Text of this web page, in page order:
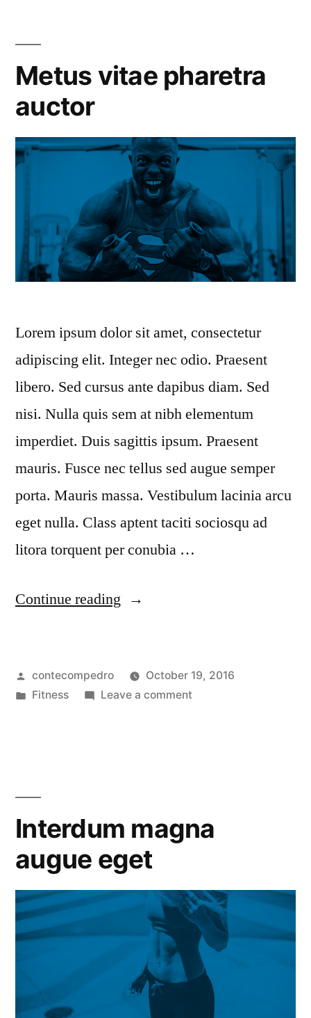
Metus vitae pharetra
auctor
Lorem ipsum dolor sit amet, consectetur
adipiscing elit. Integer nec odio. Praesent
libero. Sed cursus ante dapibus diam. Sed
nisi. Nulla quis sem at nibh elementum
imperdiet. Duis sagittis ipsum. Praesent
mauris. Fusce nec tellus sed augue semper
porta. Mauris massa. Vestibulum lacinia arcu
eget nulla. Class aptent taciti sociosqu ad
litora torquent per conubia …
Continue reading
contecompedro
October 19, 2016
Fitness
Leave a comment
Interdum magna
augue eget